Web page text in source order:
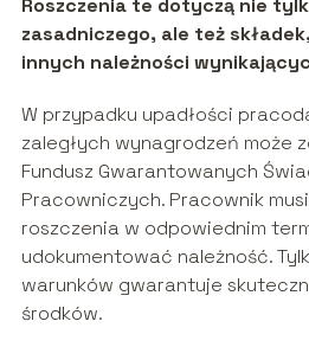
Roszczenia te dotyczą nie
zasadniczego, ale też
innych należności
W przypadku upadłości
zaległych wynagrodzeń może
Fundusz Gwarantowanych
Pracowniczych. Pracownik
roszczenia w odpowiednim
udokumentować należność.
warunków gwarantuje
środków.